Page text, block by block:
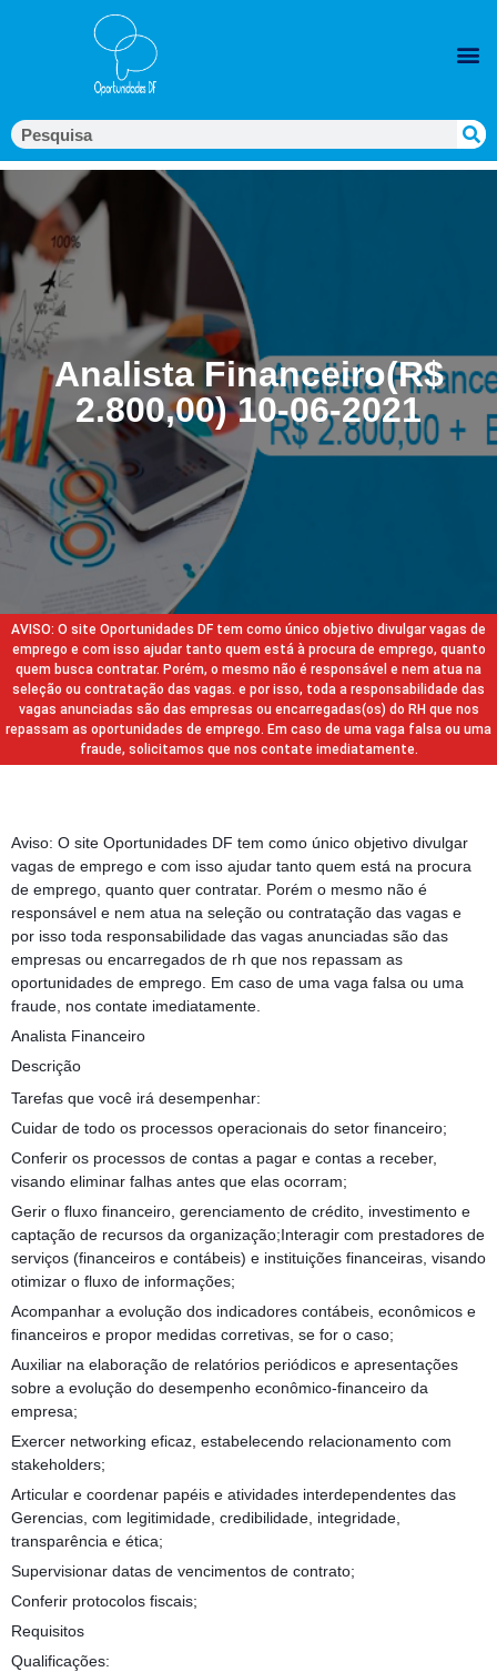
Analista Financeiro(R$
2.800,00) 10-06-2021
AVISO: O site Oportunidades DF tem como único objetivo divulgar vagas de
emprego e com isso ajudar tanto quem está à procura de emprego, quanto
quem busca contratar. Porém, o mesmo não é responsável e nem atua na
seleção ou contratação das vagas. e por isso, toda a responsabilidade das
vagas anunciadas são das empresas ou encarregadas(os) do RH que nos
repassam as oportunidades de emprego. Em caso de uma vaga falsa ou uma
fraude, solicitamos que nos contate imediatamente.
Aviso: O site Oportunidades DF tem como único objetivo divulgar
vagas de emprego e com isso ajudar tanto quem está na procura
de emprego, quanto quer contratar. Porém o mesmo não é
responsável e nem atua na seleção ou contratação das vagas e
por isso toda responsabilidade das vagas anunciadas são das
empresas ou encarregados de rh que nos repassam as
oportunidades de emprego. Em caso de uma vaga falsa ou uma
fraude, nos contate imediatamente.
Analista Financeiro
Descrição
Tarefas que você irá desempenhar:
Cuidar de todo os processos operacionais do setor financeiro;
Conferir os processos de contas a pagar e contas a receber,
visando eliminar falhas antes que elas ocorram;
Gerir o fluxo financeiro, gerenciamento de crédito, investimento e
captação de recursos da organização;Interagir com prestadores de
serviços (financeiros e contábeis) e instituições financeiras, visando
otimizar o fluxo de informações;
Acompanhar a evolução dos indicadores contábeis, econômicos e
financeiros e propor medidas corretivas, se for o caso;
Auxiliar na elaboração de relatórios periódicos e apresentações
sobre a evolução do desempenho econômico-financeiro da
empresa;
Exercer networking eficaz, estabelecendo relacionamento com
stakeholders;
Articular e coordenar papéis e atividades interdependentes das
Gerencias, com legitimidade, credibilidade, integridade,
transparência e ética;
Supervisionar datas de vencimentos de contrato;
Conferir protocolos fiscais;
Requisitos
Qualificações: